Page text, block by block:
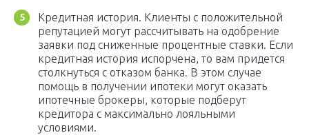
Кредитная история. Клиенты с положительной
репутацией могут рассчитывать на одобрение
заявки под сниженные процентные ставки. Если
кредитная история испорчена, то вам придется
столкнуться с отказом банка. В этом случае
помощь в получении ипотеки могут оказать
ипотечные брокеры, которые подберут
кредитора с максимально лояльными
условиями.